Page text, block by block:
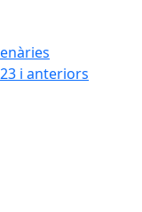
i anteriors